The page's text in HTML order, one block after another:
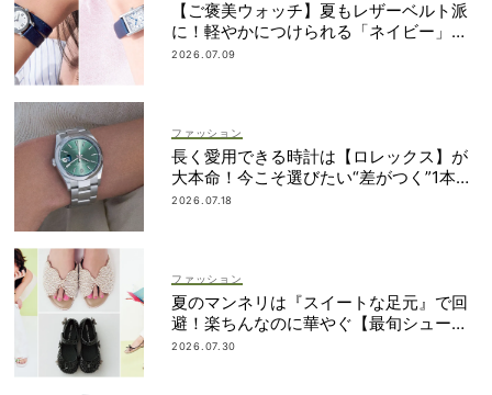
【ご褒美ウォッチ】夏もレザーベルト派
に！軽やかにつけられる「ネイビー」が
狙い目
2026.07.09
ファッション
長く愛用できる時計は【ロレックス】が
大本命！今こそ選びたい“差がつく”1本
は？
2026.07.18
ファッション
夏のマンネリは『スイートな足元』で回
避！楽ちんなのに華やぐ【最旬シューズ1
6選】
2026.07.30